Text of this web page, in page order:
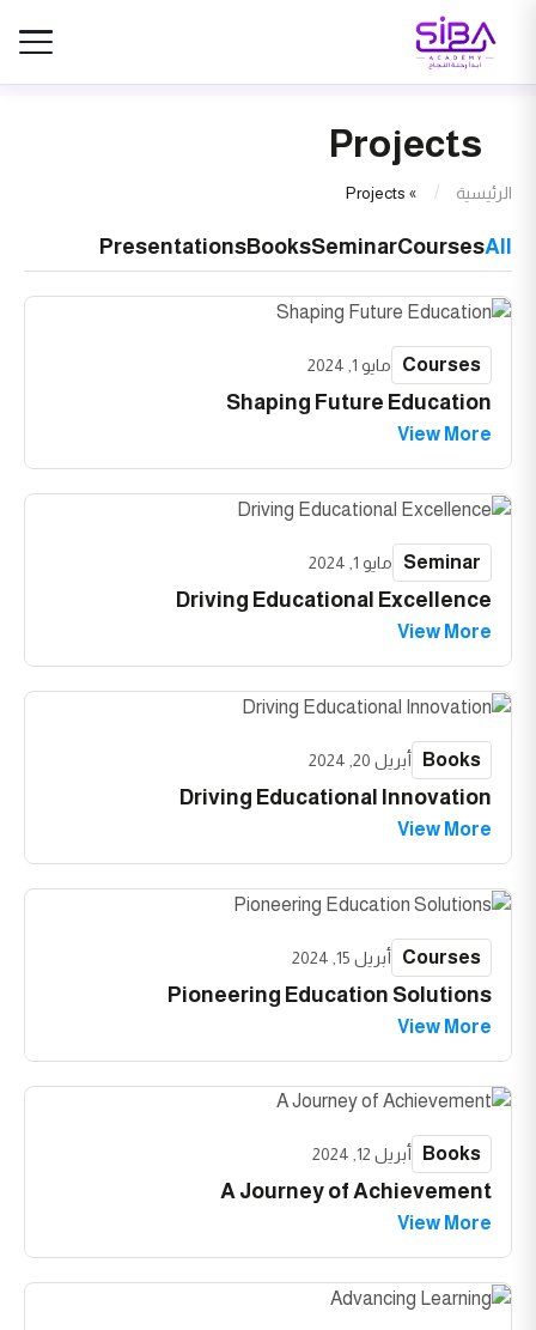
Projects
الرئيسية »
Projects
All
Courses
Seminar
Books
Presentations
Shaping Future Education
Courses مايو 1, 2024
View More
Driving Educational Excellence
Seminar مايو 1, 2024
View More
Driving Educational Innovation
Books أبريل 20, 2024
View More
Pioneering Education Solutions
Courses أبريل 15, 2024
View More
A Journey of Achievement
Books أبريل 12, 2024
View More